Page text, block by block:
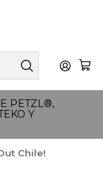
PETZL®,
Y
Chile!